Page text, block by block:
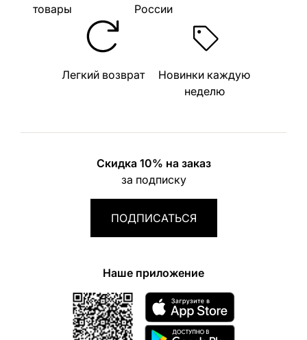
товары
России
Легкий возврат
Новинки каждую
неделю
Скидка 10% на заказ
за подписку
ПОДПИСАТЬСЯ
Наше приложение